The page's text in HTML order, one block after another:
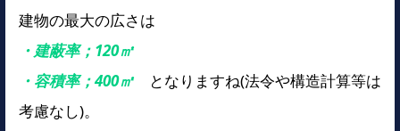
建物の最大の広さは
・建蔽率；120㎡
・容積率；400㎡ となりますね(法令や構造計算等は
考慮なし)。